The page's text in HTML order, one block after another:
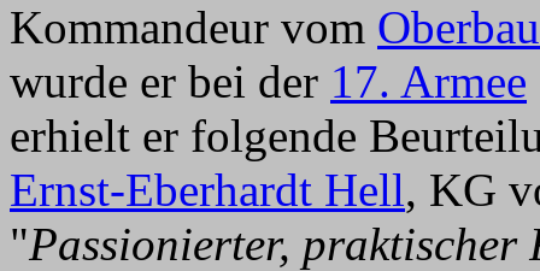
Kommandeur vom
wurde er bei der 17. Armee
erhielt er folgende
Ernst-Eberhardt Hell, KG
"Passionierter,